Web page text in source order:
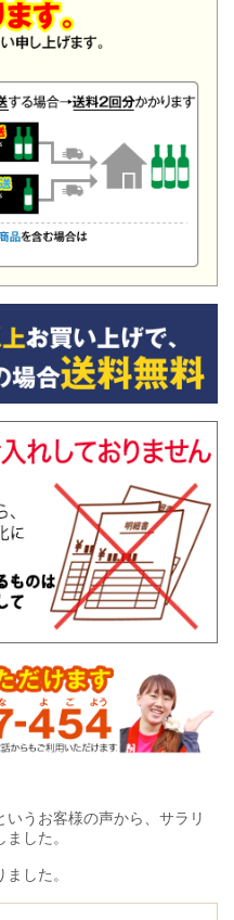
いうお客様の声から、サラリ
した。
した。